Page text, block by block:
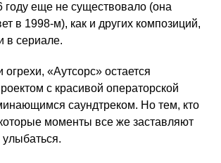
году еще не существовало (она
в 1998-м), как и других композиций,
в сериале.
огрехи, «Аутсорс» остается
с красивой операторской
саундтреком. Но тем, кто
моменты все же заставляют
улыбаться.